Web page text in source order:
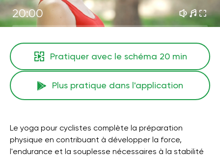
20:00
Pratiquer avec le schéma 20 min
Plus pratique dans l'application
Le yoga pour cyclistes complète la préparation
physique en contribuant à développer la force,
l'endurance et la souplesse nécessaires à la stabilité